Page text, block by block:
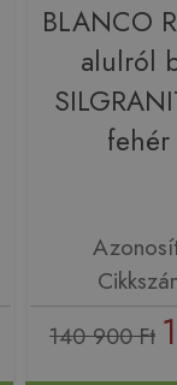
BLANCO
alulról
140 900 Ft